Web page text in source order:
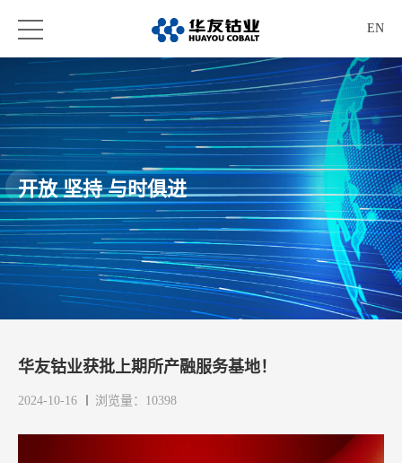
EN
开放 坚持 与时俱进
华友钴业获批上期所产融服务基地！
2024-10-16 浏览量：10398